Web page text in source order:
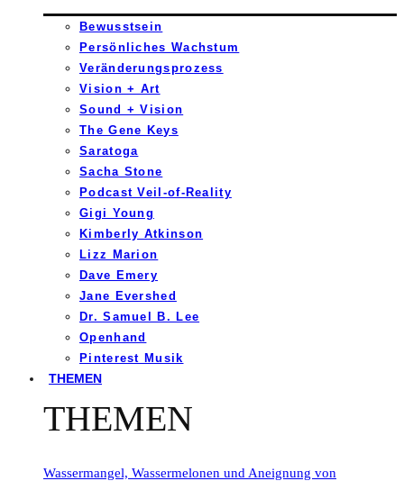
Bewusstsein
Persönliches Wachstum
Veränderungsprozess
Vision + Art
Sound + Vision
The Gene Keys
Saratoga
Sacha Stone
Podcast Veil-of-Reality
Gigi Young
Kimberly Atkinson
Lizz Marion
Dave Emery
Jane Evershed
Dr. Samuel B. Lee
Openhand
Pinterest Musik
THEMEN
THEMEN
Wassermangel, Wassermelonen und Aneignung von